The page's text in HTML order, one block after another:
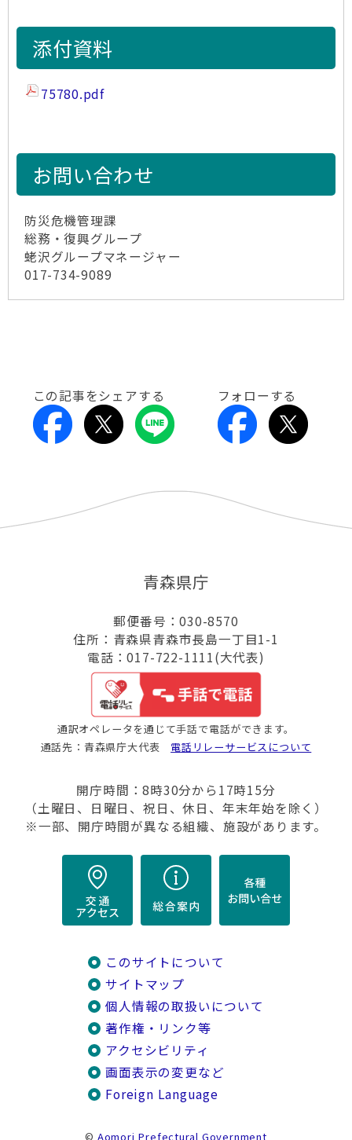
添付資料
75780.pdf
お問い合わせ
防災危機管理課
総務・復興グループ
蛯沢グループマネージャー
017-734-9089
この記事をシェアする フォローする
青森県庁
郵便番号：030-8570
住所：青森県青森市長島一丁目1-1
電話：017-722-1111(大代表)
通訳オペレータを通じて手話で電話ができます。
通話先：青森県庁大代表 電話リレーサービスについて
開庁時間：8時30分から17時15分
（土曜日、日曜日、祝日、休日、年末年始を除く）
※一部、開庁時間が異なる組織、施設があります。
このサイトについて
サイトマップ
個人情報の取扱いについて
著作権・リンク等
アクセシビリティ
画面表示の変更など
Foreign Language
© Aomori Prefectural Government